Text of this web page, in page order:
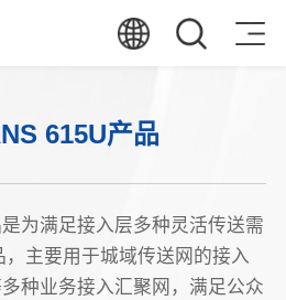
615U产品
为满足接入层多种灵活传送需
主要用于城域传送网的接入
种业务接入汇聚网，满足公众